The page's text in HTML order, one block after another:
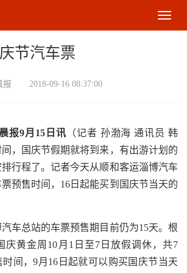
切
换
节汽车票
报 2018-09-16 08:37:00
报9月15日讯 （记者 孙渤海 通讯员 韩
，国庆节假期就将到来，有出游计划的
行程了。记者今天从顺和客运淄博汽车
预售时间，16日起能买到国庆节当天的
总站的车票预售期目前仍为15天。根
庆黄金周10月1日至7日放假调休，共7
间，9月16日起就可以购买国庆节当天